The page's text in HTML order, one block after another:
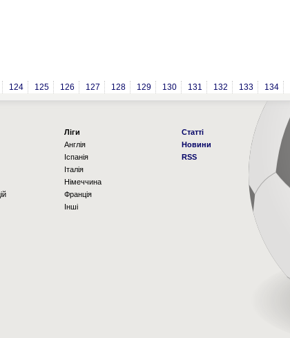
124 125 126 127 128 129 130 131 132 133 134
Ліги
Англія
Іспанія
Італія
Німеччина
Франція
Інші
Статті
Новини
RSS